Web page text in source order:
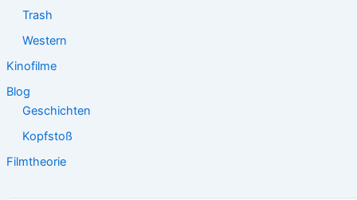
Trash
Western
Kinofilme
Blog
Geschichten
Kopfstoß
Filmtheorie